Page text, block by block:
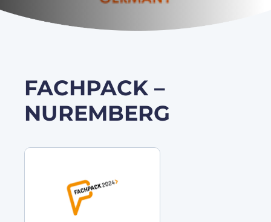
FACHPACK –
NUREMBERG